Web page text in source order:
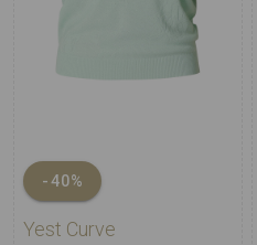
-40%
Yest Curve